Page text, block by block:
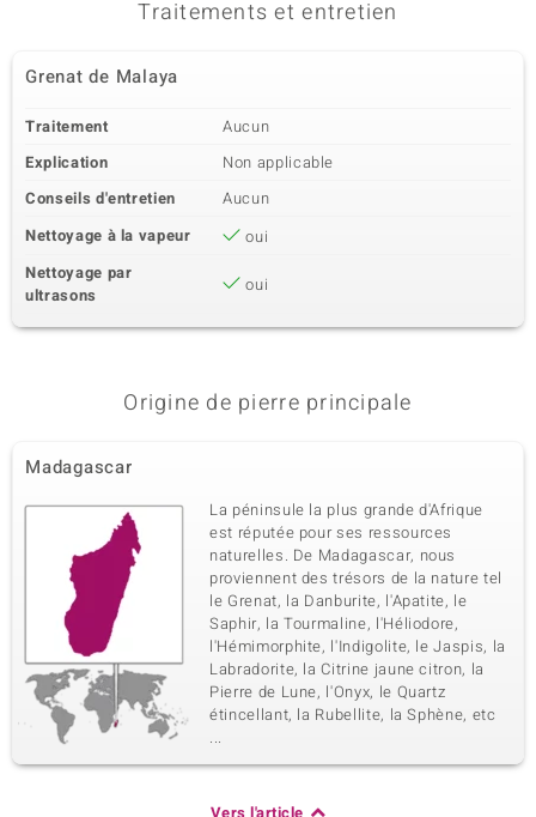
5ème pierre
Zircon
Poids total en carat Taille de la pierre
Pavage
Traitements et entretien
Grenat de Malaya
Traitement
Aucun
Explication
Non applicable
Conseils d'entretien
Aucun
Nettoyage à la vapeur
oui
Nettoyage par
ultrasons
oui
Origine de pierre principale
Madagascar
La péninsule la plus grande d'Afrique
est réputée pour ses ressources
naturelles. De Madagascar, nous
proviennent des trésors de la nature tel
le Grenat, la Danburite, l'Apatite, le
Saphir, la Tourmaline, l'Héliodore,
l'Hémimorphite, l'Indigolite, le Jaspis, la
Labradorite, la Citrine jaune citron, la
Pierre de Lune, l'Onyx, le Quartz
étincellant, la Rubellite, la Sphène, etc
...